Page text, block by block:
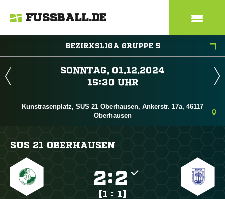
FUSSBALL.DE
BEZIRKSLIGA GRUPPE 5
 
 
Kunstrasenplatz, SUS 21 Oberhausen, Ankerstr. 17a, 46117
Oberhausen
SUS 21 OBERHAUSEN
:
[1 : 1]